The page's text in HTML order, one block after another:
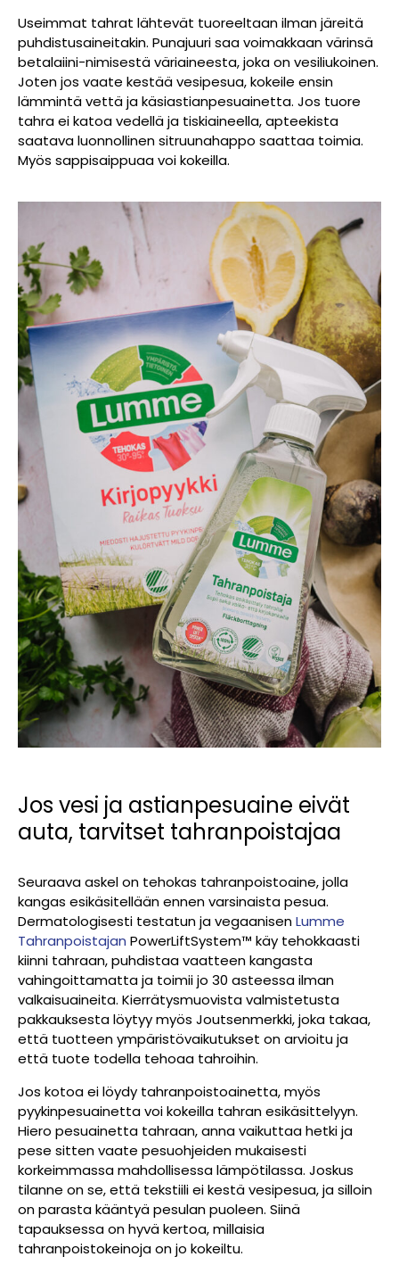
Useimmat tahrat lähtevät tuoreeltaan ilman järeitä
puhdistusaineitakin. Punajuuri saa voimakkaan värinsä
betalaiini-nimisestä väriaineesta, joka on vesiliukoinen.
Joten jos vaate kestää vesipesua, kokeile ensin
lämmintä vettä ja käsiastianpesuainetta. Jos tuore
tahra ei katoa vedellä ja tiskiaineella, apteekista
saatava luonnollinen sitruunahappo saattaa toimia.
Myös sappisaippuaa voi kokeilla.
Jos vesi ja astianpesuaine eivät
auta, tarvitset tahranpoistajaa
Seuraava askel on tehokas tahranpoistoaine, jolla
kangas esikäsitellään ennen varsinaista pesua.
Dermatologisesti testatun ja vegaanisenLumme
Tahranpoistajan PowerLiftSystem™ käy tehokkaasti
kiinni tahraan, puhdistaa vaatteen kangasta
vahingoittamatta ja toimii jo 30 asteessa ilman
valkaisuaineita. Kierrätysmuovista valmistetusta
pakkauksesta löytyy myös Joutsenmerkki, joka takaa,
että tuotteen ympäristövaikutukset on arvioitu ja
että tuote todella tehoaa tahroihin.
Jos kotoa ei löydy tahranpoistoainetta, myös
pyykinpesuainetta voi kokeilla tahran esikäsittelyyn.
Hiero pesuainetta tahraan, anna vaikuttaa hetki ja
pese sitten vaate pesuohjeiden mukaisesti
korkeimmassa mahdollisessa lämpötilassa. Joskus
tilanne on se, että tekstiili ei kestä vesipesua, ja silloin
on parasta kääntyä pesulan puoleen. Siinä
tapauksessa on hyvä kertoa, millaisia
tahranpoistokeinoja on jo kokeiltu.